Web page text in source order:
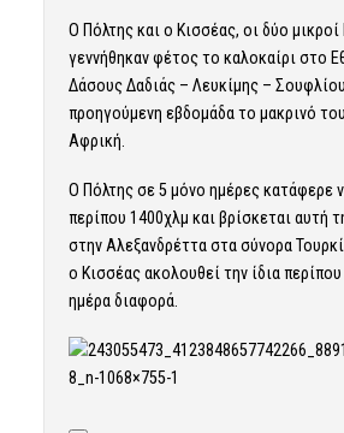
Ο Πόλτης και ο Κισσέας, οι δύο
γεννήθηκαν φέτος το καλοκαίρι στο
Δάσους Δαδιάς – Λευκίμης –
προηγούμενη εβδομάδα το μακρινό
Αφρική.
Ο Πόλτης σε 5 μόνο ημέρες κατάφερε
περίπου 1400χλμ και βρίσκεται αυτή
στην Αλεξανδρέττα στα σύνορα
ο Κισσέας ακολουθεί την ίδια
ημέρα διαφορά.